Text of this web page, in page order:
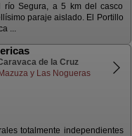
río Segura, a 5 km del casco
paraje aislado. El Portillo
...
de la Cruz
y Las Nogueras
totalmente independientes